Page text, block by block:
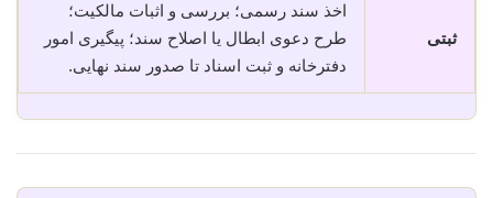
ثبتی
اخذ سند رسمی؛ بررسی و اثبات مالکیت؛
طرح دعوی ابطال یا اصلاح سند؛ پیگیری امور
دفترخانه و ثبت اسناد تا صدور سند نهایی.